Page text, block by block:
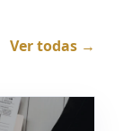
Ver todas →